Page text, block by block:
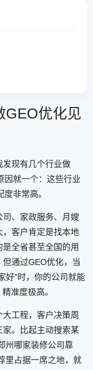
GEO优化见
现有几个行业做
因就一个：这些行业
非常高。
、家政服务、月嫂
客户肯定是找本地
全省甚至全国的用
通过GEO优化，当
好”时，你的公司就能
准度极高。
工程，客户决策周
。比起主动搜索某
州哪家装修公司靠
里占据一席之地，就